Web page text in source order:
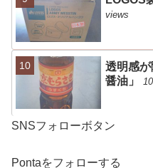
views
透明感
醤油」
SNSフォローボタン
Pontaをフォローする